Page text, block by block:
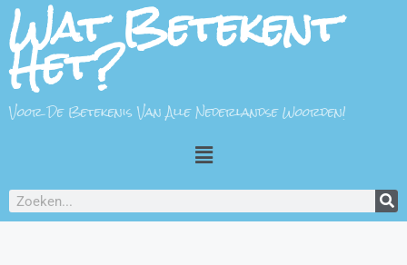
Wat Betekent
Het?
Voor De Betekenis Van Alle Nederlandse Woorden!